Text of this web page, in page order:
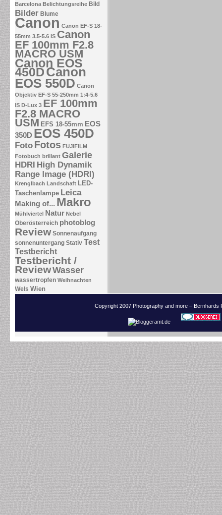
Barcelona Belichtungsreihe Bild
Bilder Blume
Canon Canon EF-S 18-
55mm 3.5-5.6 IS Canon
EF 100mm F2.8
MACRO USM
Canon EOS
450DCanon
EOS 550D Canon
Objektiv EF-S 55-250mm 1:4-5.6
IS D-Lux 3 EF 100mm
F2.8 MACRO
USM EFS 18-55mm EOS
350D EOS 450D
Foto Fotos FUJIFILM
Fotobuch brillant Galerie
HDRI High Dynamik
Range Image (HDRI)
Krenglbach Landschaft LED-
Taschenlampe Leica
Making of... Makro
Mühlviertel Natur Nebel
Oberösterreich photoblog
Review Sonnenaufgang
sonnenuntergang Stativ Test
Testbericht
Testbericht /
ReviewWasser
wassertropfen Weihnachten
Wels Wien
Copyright 2007 Photography and more –